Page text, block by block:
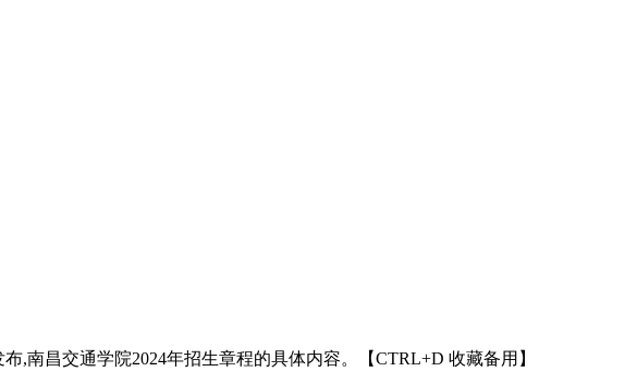
,南昌交通学院2024年招生章程的具体内容。【CTRL+D 收藏备用】